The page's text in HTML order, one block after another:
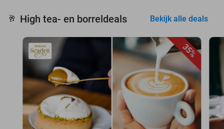
🥂 High tea- en borreldeals Bekijk alle deals
35%